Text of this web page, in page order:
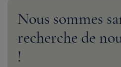
Nous sommes
recherche de
!